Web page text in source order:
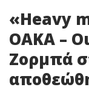
«Heavy
ΟΑΚΑ –
Ζορμπά